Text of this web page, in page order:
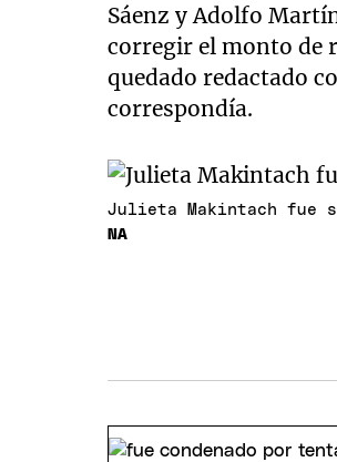
Sáenz y Adolfo
corregir el monto de
quedado redactado
correspondía.
Julieta Makintach fue
NA